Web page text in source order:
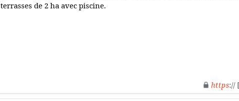
terrasses de 2 ha avec piscine.
https://